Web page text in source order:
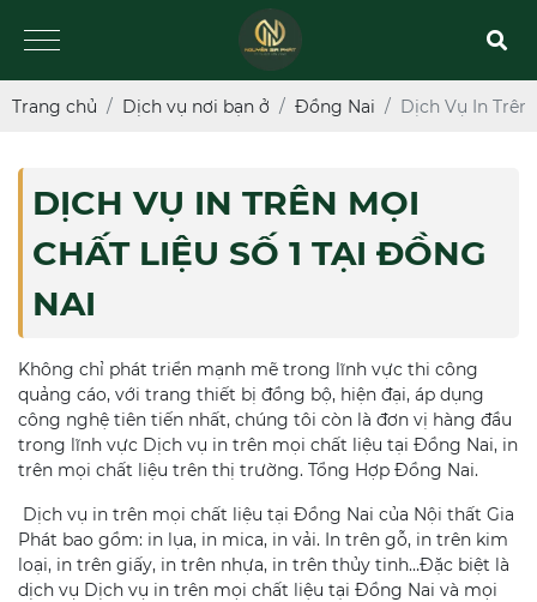
Trang chủ Dịch vụ nơi bạn ở Đồng Nai Dịch Vụ In Trên
DỊCH VỤ IN TRÊN MỌI
CHẤT LIỆU SỐ 1 TẠI ĐỒNG
NAI
Không chỉ phát triển mạnh mẽ trong lĩnh vực thi công
quảng cáo, với trang thiết bị đồng bộ, hiện đại, áp dụng
công nghệ tiên tiến nhất, chúng tôi còn là đơn vị hàng đầu
trong lĩnh vực Dịch vụ in trên mọi chất liệu tại Đồng Nai, in
trên mọi chất liệu trên thị trường. Tổng Hợp Đồng Nai.
Dịch vụ in trên mọi chất liệu tại Đồng Nai của Nội thất Gia
Phát bao gồm: in lụa, in mica, in vải. In trên gỗ, in trên kim
loại, in trên giấy, in trên nhựa, in trên thủy tinh…Đặc biệt là
dịch vụ Dịch vụ in trên mọi chất liệu tại Đồng Nai và mọi